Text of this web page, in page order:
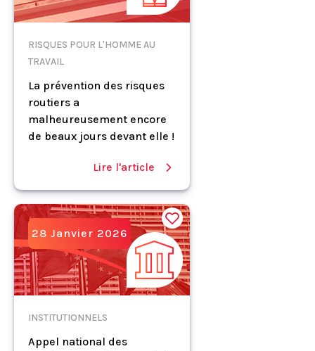
RISQUES POUR L'HOMME AU
TRAVAIL
La prévention des risques
routiers a
malheureusement encore
de beaux jours devant elle !
Lire l'article
28 Janvier 2026
INSTITUTIONNELS
Appel national des